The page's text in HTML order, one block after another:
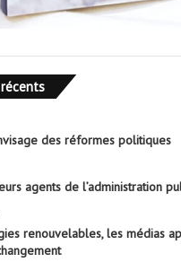
des réformes politiques
agents de l’administration
renouvelables, les médias